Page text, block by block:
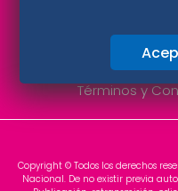
Aviso de
Términos y
Copyright © Todos los derechos
Nacional. De no existir previa